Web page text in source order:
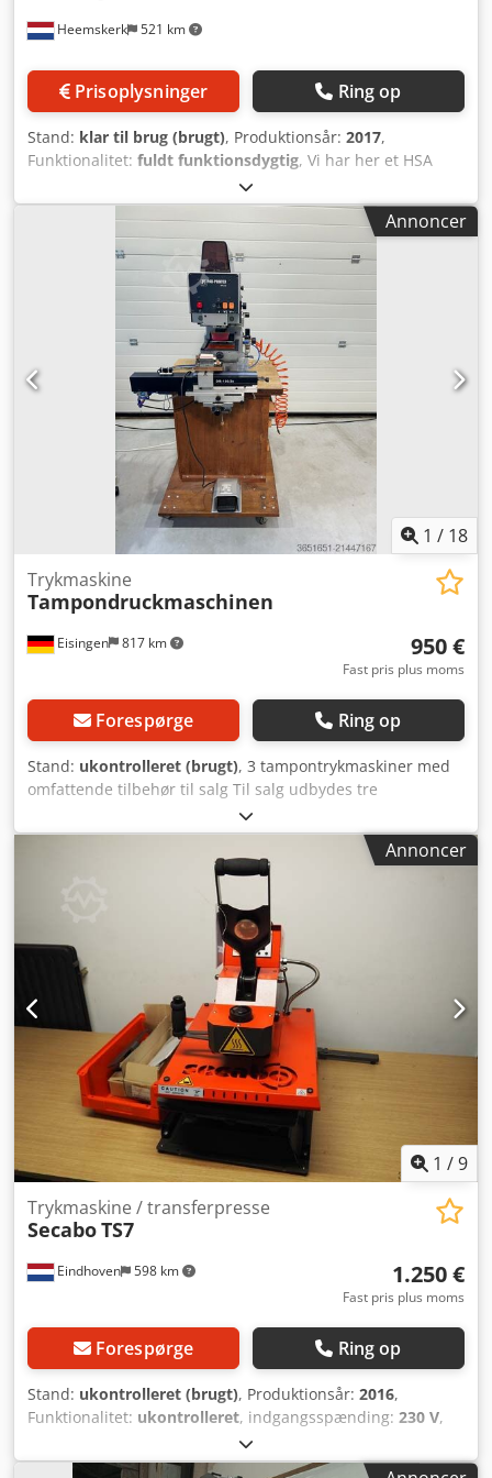
x længdegående perforeringsenhed Tværskæringsenhed •
nem udskiftning og justering af kniven Antistatisk system •
Antistatisk udstyr til papirhåndtering
Arkoverlappingsanordning • 1 x arkoverlappingsanordning
Arkoptællings- og -samlingsenhed • Arkoptællings- og -
samlingssystem Omslagsfremføring (1./2./3./4.
omslagsfremføring) • Will automatisk fremføring til
fortrykte omslag Stapleveringsenhed • Stapleveringsenhed,
inline-system til opsamling af store arkstakke Hæfteenhed
• Trådstørrelse: Nr. 24–26 • 9 x hæftehoveder
Sektionsfoldningsenhed • 1 x sektionsfoldningsenhed
Enhed til udjævning af ryggen • 1 x enhed til udjævning af
ryggen Skæremaskine • 1 x kanttrimmer • 3 x
separationsknive • 2 x sideknive Afrundingsanordning til
hjørner • Afrundingsenhed til hjørner på færdige
øvelsesbøger Bogsidetårn • Bogsidetårn til jævn stabling
Bokstakkeudlevering Dcjdpfx Amszq Av Tj Aek •
Bokstakkeudlevering • Bord til blanding af bokstakke og
omslagstryk (eftermonteret) Elektrisk udstyr • Enhed til at
opretholde passende temperatur for elektroniske
komponenter i elskabe Pneumatisk udstyr • Pneumatisk
system til maskinens drift
Heemskerk 521 km
Prisoplysninger Ring op
Stand: klar til brug (brugt), Produktionsår: 2017,
Funktionalitet: fuldt funktionsdygtig, Vi har her et HSA
systems HS1000 vakuum mailingbord med 2 inkjet-hoveder
tilgængeligt. Årgang 2017, men det har været en
demomaskine, så det er næsten ikke brugt. Har aldrig
været i reel produktion. Dcjdpfx Amjy R Dhae Ask
Annoncer
1 / 18
Eisingen 817 km
Trykmaskine
Tampondruckmaschinen
950 €
Fast pris plus moms
Forespørge Ring op
Stand: ukontrolleret (brugt), 3 tampontrykmaskiner med
omfattende tilbehør til salg Til salg udbydes tre
tampontrykmaskiner, alle i fejlfri og fuldt funktionsdygtig
stand. Maskinerne skal blot tilpasses til dine individuelle
trykskabeloner. Pakken inkluderer desuden: - Mindst 200
nye, ubrugte tryk-tamponer - Nye, ætset trykplader
(ubrugt) - Yderligere tilbehør Alle maskiner kører teknisk
upåklageligt og er straks klar til brug, så snart de er
indstillet til de respektive skabeloner. Det foretrækkes, at
hele pakken overtages samlet. Dodeyrut Uopfx Am Ajck Om
værdien af tamponerne: En enkelt tryk-tampon koster
afhængigt af type ca. 35–45 €, hvilket betyder, at alene
tamponbeholdningen har en værdi på flere tusinde euro.
Ved interesse eller spørgsmål, kontakt mig gerne. Videoer
af alle 3 maskiner haves og kan sendes! Giv mig gerne et
uforpligtende tilbud.
Annoncer
1 /9
Eindhoven 598 km
Trykmaskine / transferpresse
SecaboTS7
1.250 €
Fast pris plus moms
Forespørge Ring op
Stand: ukontrolleret (brugt), Produktionsår: 2016,
Funktionalitet: ukontrolleret, indgangsspænding: 230 V,
, indgangsfrekvens:
dokumentation / manual, Brugt Secabo TS7